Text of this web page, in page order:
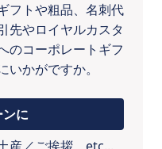
フトや粗品、名刺代
先やロイヤルカスタ
のコーポレートギフ
いかがですか。
に